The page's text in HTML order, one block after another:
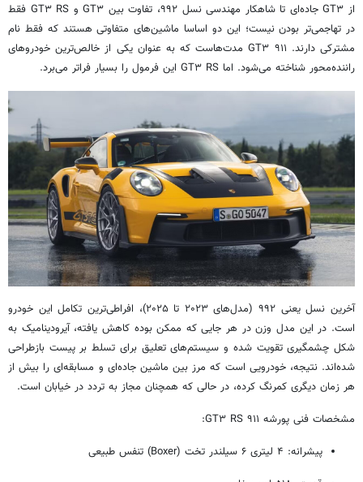
از GT۳ جاده‌ای تا شاهکار مهندسی نسل ۹۹۲، تفاوت بین GT۳ و GT۳ RS فقط
در تهاجمی‌تر بودن نیست؛ این دو اساسا ماشین‌های متفاوتی هستند که فقط نام
مشترکی دارند. ۹۱۱ GT۳ مدت‌هاست که به عنوان یکی از خالص‌ترین خودروهای
راننده‌محور شناخته می‌شود. اما GT۳ RS این فرمول را بسیار فراتر می‌برد.
آخرین نسل یعنی ۹۹۲ (مدل‌های ۲۰۲۳ تا ۲۰۲۵)، افراطی‌ترین تکامل این خودرو
است. در این مدل وزن در هر جایی که ممکن بوده کاهش یافته، آیرودینامیک به
شکل چشمگیری تقویت شده و سیستم‌های تعلیق برای تسلط بر پیست بازطراحی
شده‌اند. نتیجه، خودرویی است که مرز بین ماشین جاده‌ای و مسابقه‌ای را بیش از
هر زمان دیگری کمرنگ کرده، در حالی که همچنان مجاز به تردد در خیابان است.
مشخصات فنی پورشه ۹۱۱ GT۳ RS:
پیشرانه: ۴ لیتری ۶ سیلندر تخت (Boxer) تنفس طبیعی